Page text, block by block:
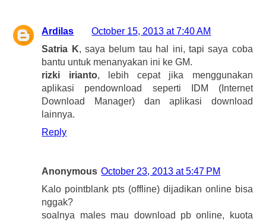
Ardilas
October 15, 2013 at 7:40 AM
Satria K, saya belum tau hal ini, tapi saya coba
bantu untuk menanyakan ini ke GM.
rizki irianto, lebih cepat jika menggunakan
aplikasi pendownload seperti IDM (Internet
Download Manager) dan aplikasi download
lainnya.
Reply
Anonymous October 23, 2013 at 5:47 PM
Kalo pointblank pts (offline) dijadikan online bisa
nggak?
soalnya males mau download pb online, kuota